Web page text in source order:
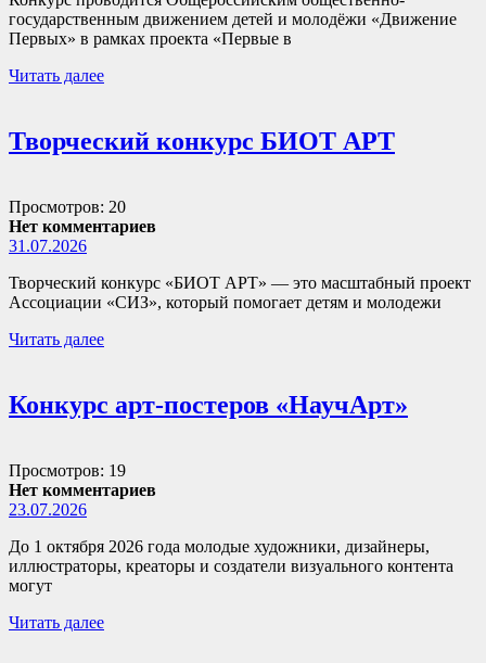
государственным движением детей и молодёжи «Движение
Первых» в рамках проекта «Первые в
Читать далее
Творческий конкурс БИОТ АРТ
Просмотров: 20
Нет комментариев
31.07.2026
Творческий конкурс «БИОТ АРТ» — это масштабный проект
Ассоциации «СИЗ», который помогает детям и молодежи
Читать далее
Конкурс арт-постеров «НаучАрт»
Просмотров: 19
Нет комментариев
23.07.2026
До 1 октября 2026 года молодые художники, дизайнеры,
иллюстраторы, креаторы и создатели визуального контента
могут
Читать далее